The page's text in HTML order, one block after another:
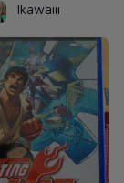
Ikawaiii